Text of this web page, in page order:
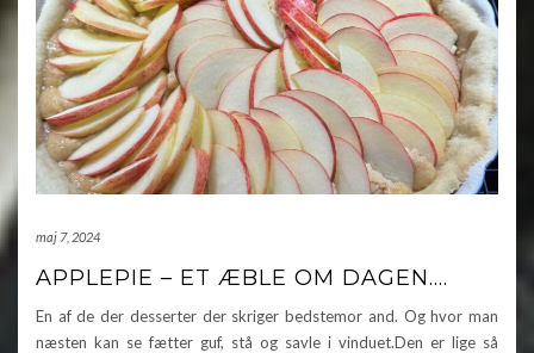
maj 7, 2024
APPLEPIE – ET ÆBLE OM DAGEN….
En af de der desserter der skriger bedstemor and. Og hvor man
næsten kan se fætter guf, stå og savle i vinduet.Den er lige så